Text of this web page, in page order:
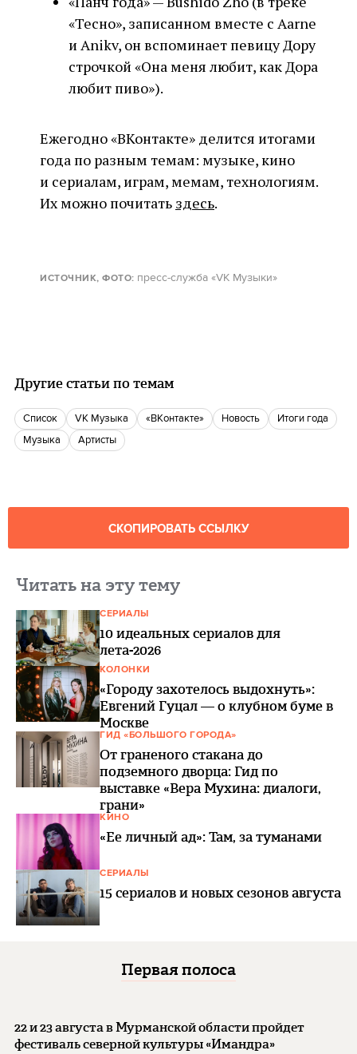
«Тесно», записанном вместе с Aarne
и Anikv, он вспоминает певицу Дору
строчкой «Она меня любит, как Дора
любит пиво»).
Ежегодно «ВКонтакте» делится итогами
года по разным темам: музыке, кино
и сериалам, играм, мемам, технологиям.
Их можно почитать здесь.
ИСТОЧНИК, ФОТО: пресс-служба «VK Музыки»
Другие статьи по темам
Список VK Музыка «ВКонтакте» Новость
Итоги года
музыка
Артисты
СКОПИРОВАТЬ ССЫЛКУ
Читать на эту тему
СЕРИАЛЫ
10 идеальных сериалов для
лета-2026
КОЛОНКИ
«Городу захотелось выдохнуть»:
Евгений Гуцал — о клубном буме в
Москве
ГИД «БОЛЬШОГО ГОРОДА»
От граненого стакана до
подземного дворца: Гид по
выставке «Вера Мухина: диалоги,
грани»
КИНО
«Ее личный ад»: Там, за туманами
СЕРИАЛЫ
15 сериалов и новых сезонов августа
Первая полоса
22 и 23 августа в Мурманской области пройдет
фестиваль северной культуры «Имандра»